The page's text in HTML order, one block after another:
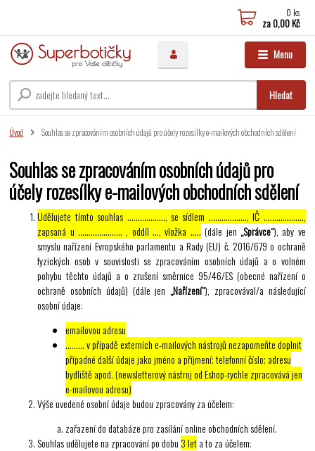
Menu
Hledat
0 ks
za0,00 Kč
Úvod Souhlas se zpracováním osobních údajů pro účely rozesílky e-mailových obchodních sdělení
Souhlas se zpracováním osobních údajů pro
účely rozesílky e-mailových obchodních sdělení
Udělujete tímto souhlas ……………..., se sídlem ………………, IČ ……………….,
zapsaná u ………………… , oddíl …, vložka ….. (dále jen „Správce“), aby ve
smyslu nařízení Evropského parlamentu a Rady (EU) č. 2016/679 o ochraně
fyzických osob v souvislosti se zpracováním osobních údajů a o volném
pohybu těchto údajů a o zrušení směrnice 95/46/ES (obecné nařízení o
ochraně osobních údajů) (dále jen „Nařízení“), zpracovával/a následující
osobní údaje:
emailovou adresu
……… v případě externích e-mailových nástrojů nezapomeňte doplnit
případné další údaje jako jméno a příjmení; telefonní číslo; adresu
bydliště apod. (newsletterový nástroj od Eshop-rychle zpracovává jen
e-mailovou adresu)
Výše uvedené osobní údaje budou zpracovány za účelem:
zařazení do databáze pro zasílání online obchodních sdělení.
Souhlas udělujete na zpracování po dobu 3 leta to za účelem: